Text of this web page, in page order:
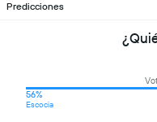
Predicciones
56%
Escocia